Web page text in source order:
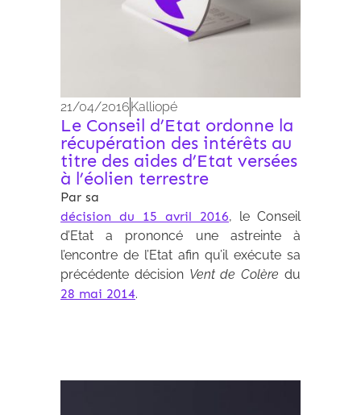
21/04/2016Kalliopé
Le Conseil d’Etat ordonne la
récupération des intérêts au
titre des aides d’Etat versées
à l’éolien terrestre
Par sa
décision du 15 avril 2016, le Conseil
d’Etat a prononcé une astreinte à
l’encontre de l’Etat afin qu’il exécute sa
précédente décision Vent de Colèredu
28 mai 2014.